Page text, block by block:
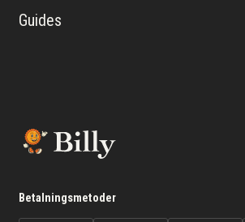
Guides
Betalningsmetoder